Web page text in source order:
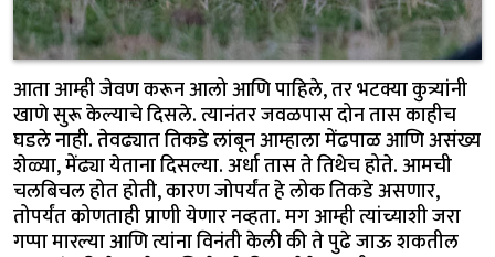
आता आम्ही जेवण करून आलो आणि पाहिले, तर भटक्या कुत्र्यांनी
खाणे सुरू केल्याचे दिसले. त्यानंतर जवळपास दोन तास काहीच
घडले नाही. तेवढ्यात तिकडे लांबून आम्हाला मेंढपाळ आणि असंख्य
शेळ्या, मेंढ्या येताना दिसल्या. अर्धा तास ते तिथेच होते. आमची
चलबिचल होत होती, कारण जोपर्यंत हे लोक तिकडे असणार,
तोपर्यंत कोणताही प्राणी येणार नव्हता. मग आम्ही त्यांच्याशी जरा
गप्पा मारल्या आणि त्यांना विनंती केली की ते पुढे जाऊ शकतील